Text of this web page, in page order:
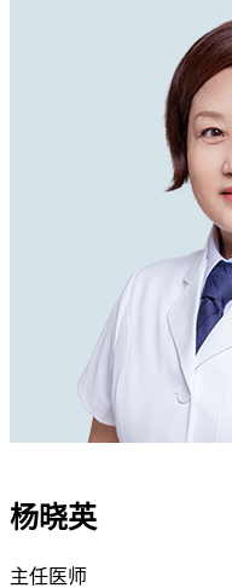
杨晓英
主任医师